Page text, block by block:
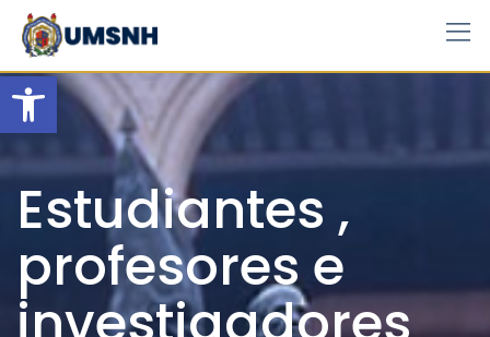
Open toolbar
Skip
content
Estudiantes ,
profesores e